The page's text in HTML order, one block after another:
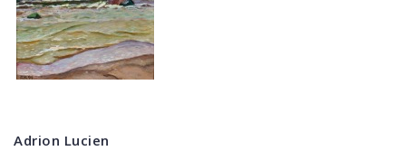
Adrion Lucien